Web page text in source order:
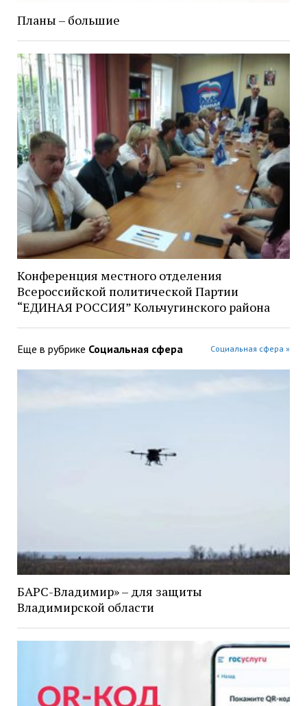
Планы – большие
Конференция местного отделения
Всероссийской политической Партии
“ЕДИНАЯ РОССИЯ” Кольчугинского района
Еще в рубрике Социальная сфера Социальная сфера »
БАРС-Владимир» – для защиты
Владимирской области